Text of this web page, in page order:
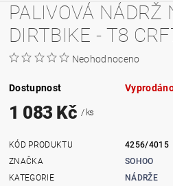
PALIVOVÁ NÁDRŽ
DIRTBIKE - T8
Neohodnoceno
Dostupnost
1 083 Kč / ks
KÓD PRODUKTU
4256/4015
ZNAČKA
SOHOO
KATEGORIE
NÁDRŽE